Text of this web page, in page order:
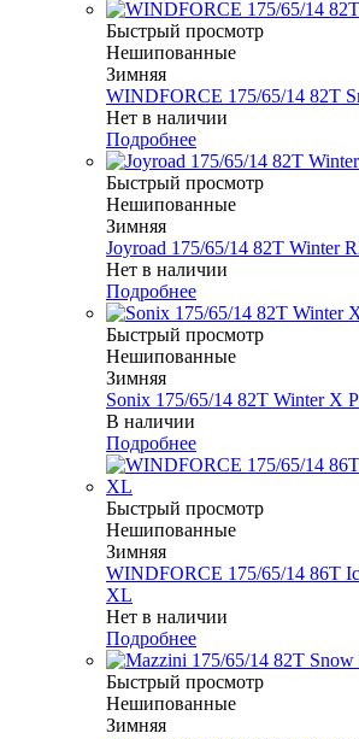
Быстрый просмотр
Нешипованные
Зимняя
WINDFORCE 175/65/14 82T
Нет в наличии
Подробнее
Быстрый просмотр
Нешипованные
Зимняя
Joyroad 175/65/14 82T Winter
Нет в наличии
Подробнее
Быстрый просмотр
Нешипованные
Зимняя
Sonix 175/65/14 82T Winter X
В наличии
Подробнее
Быстрый просмотр
Нешипованные
Зимняя
WINDFORCE 175/65/14 86T
XL
Нет в наличии
Подробнее
Быстрый просмотр
Нешипованные
Зимняя